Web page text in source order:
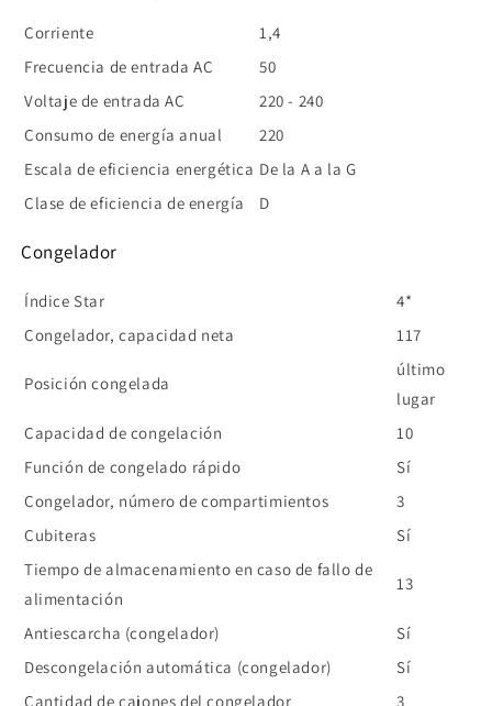
Corriente
1,4
Frecuencia de entrada AC
50
Voltaje de entrada AC
220 - 240
Consumo de energía anual
220
Escala de eficiencia energética De la A a la G
Clase de eficiencia de energía
D
Congelador
Índice Star
4*
Congelador, capacidad neta
117
Posición congelada
último
lugar
Capacidad de congelación
10
Función de congelado rápido
Sí
Congelador, número de compartimientos
3
Cubiteras
Sí
Tiempo de almacenamiento en caso de fallo de
alimentación
13
Antiescarcha (congelador)
Sí
Descongelación automática (congelador)
Sí
Cantidad de cajones del congelador
3